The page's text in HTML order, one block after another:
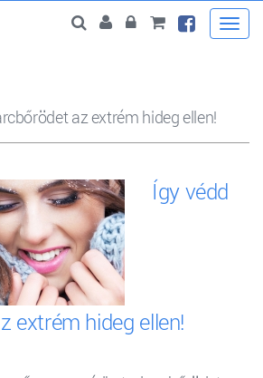
az extrém hideg ellen!
Így védd
extrém hideg ellen!